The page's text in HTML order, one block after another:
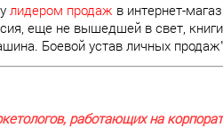
лидером продаж в интернет-
еще не вышедшей в свет,
Боевой устав личных продаж"
работающих на